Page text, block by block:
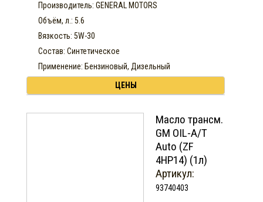
Производитель: GENERAL MOTORS
Объём, л.: 5.6
Вязкость: 5W-30
Состав: Синтетическое
Применение: Бензиновый, Дизельный
ЦЕНЫ
Масло трансм.
GM OIL-A/T
Auto (ZF
4HP14) (1л)
Артикул:
93740403